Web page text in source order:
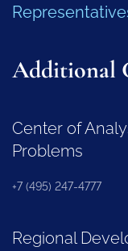
Additional
Center of
Problems
+7 (495) 247-4777
Regional